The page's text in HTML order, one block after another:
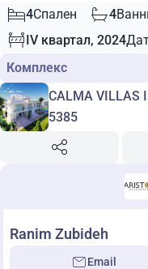
4Спален 4
IV квартал, 2024
Комплекс
CALMA VILLAS
5385
Ranim Zubideh
Email